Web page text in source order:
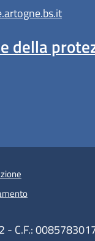
della
- C.F.: